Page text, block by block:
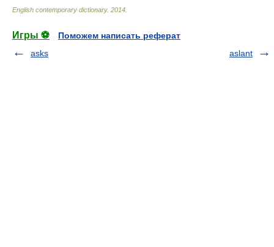
English contemporary dictionary. 2014
Игры ⚽
Поможем написать реферат
asks
aslant